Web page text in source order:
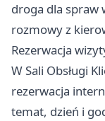
droga dla spraw
rozmowy z
Rezerwacja
W Sali Obsługi
rezerwacja
temat, dzień i